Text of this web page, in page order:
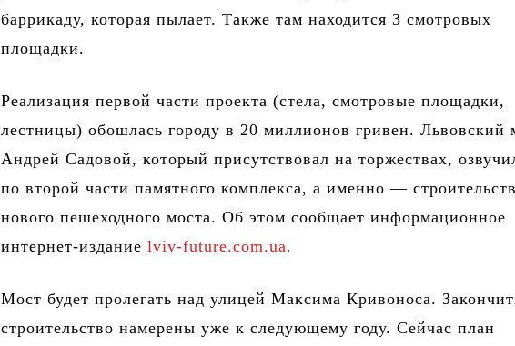
баррикаду, которая пылает. Также там находится 3 смотровых
площадки.
Реализация первой части проекта (стела, смотровые площадки,
лестницы) обошлась городу в 20 миллионов гривен. Львовский
Андрей Садовой, который присутствовал на торжествах,
по второй части памятного комплекса, а именно —
нового пешеходного моста. Об этом сообщает информационное
интернет-издание lviv-future.com.ua.
Мост будет пролегать над улицей Максима Кривоноса.
строительство намерены уже к следующему году. Сейчас план